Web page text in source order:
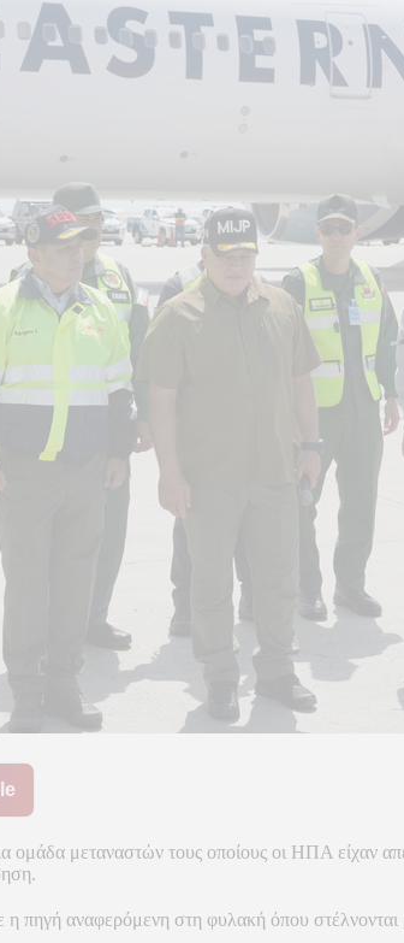
μεταναστών τους οποίους οι ΗΠΑ είχαν
πηγή αναφερόμενη στη φυλακή όπου